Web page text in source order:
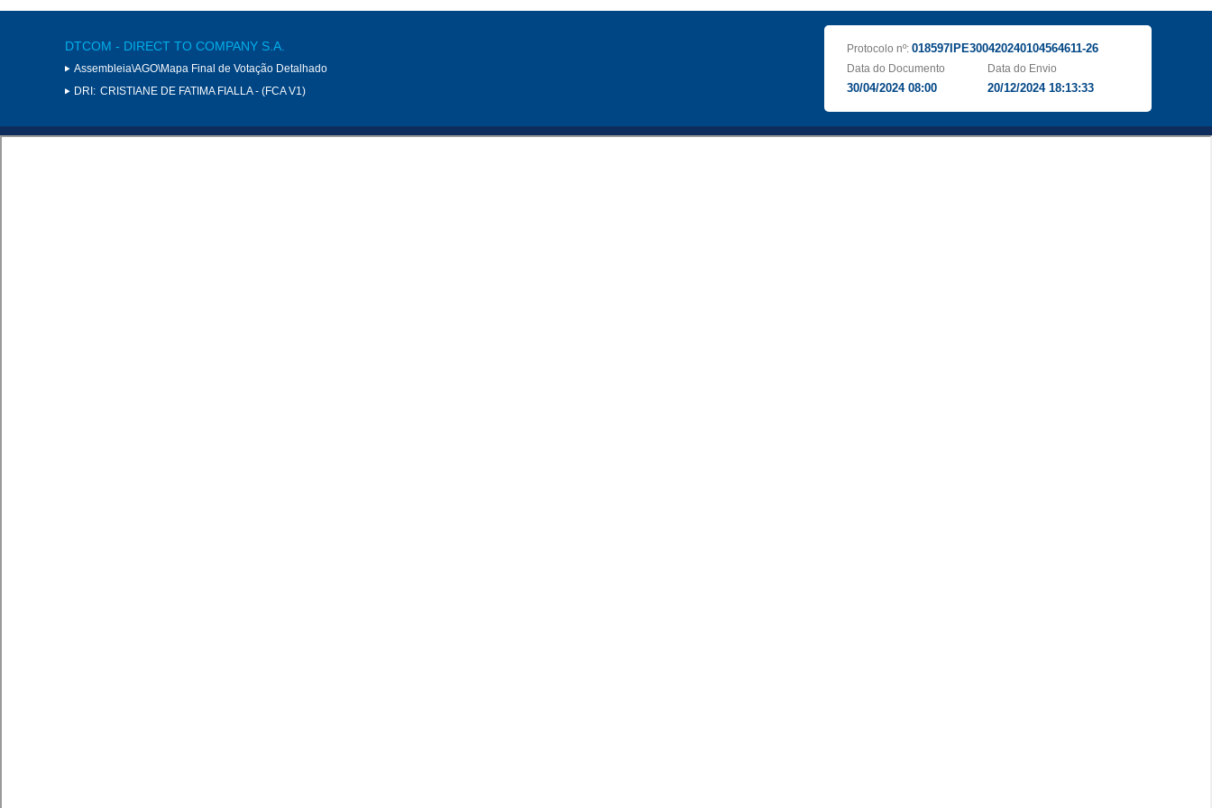
DTCOM - DIRECT TO COMPANY S.A.
Assembleia\AGO\Mapa Final de Votação Detalhado
DRI: CRISTIANE DE FATIMA FIALLA - (FCA V1)
Protocolo nº: 018597IPE300420240104564611-26
Data do Documento
30/04/2024 08:00
Data do Envio
20/12/2024 18:13:33